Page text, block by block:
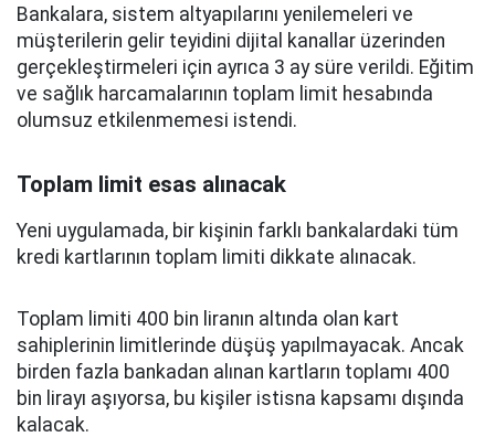
Bankalara, sistem altyapılarını yenilemeleri ve
müşterilerin gelir teyidini dijital kanallar üzerinden
gerçekleştirmeleri için ayrıca 3 ay süre verildi. Eğitim
ve sağlık harcamalarının toplam limit hesabında
olumsuz etkilenmemesi istendi.
Toplam limit esas alınacak
Yeni uygulamada, bir kişinin farklı bankalardaki tüm
kredi kartlarının toplam limiti dikkate alınacak.
Toplam limiti 400 bin liranın altında olan kart
sahiplerinin limitlerinde düşüş yapılmayacak. Ancak
birden fazla bankadan alınan kartların toplamı 400
bin lirayı aşıyorsa, bu kişiler istisna kapsamı dışında
kalacak.